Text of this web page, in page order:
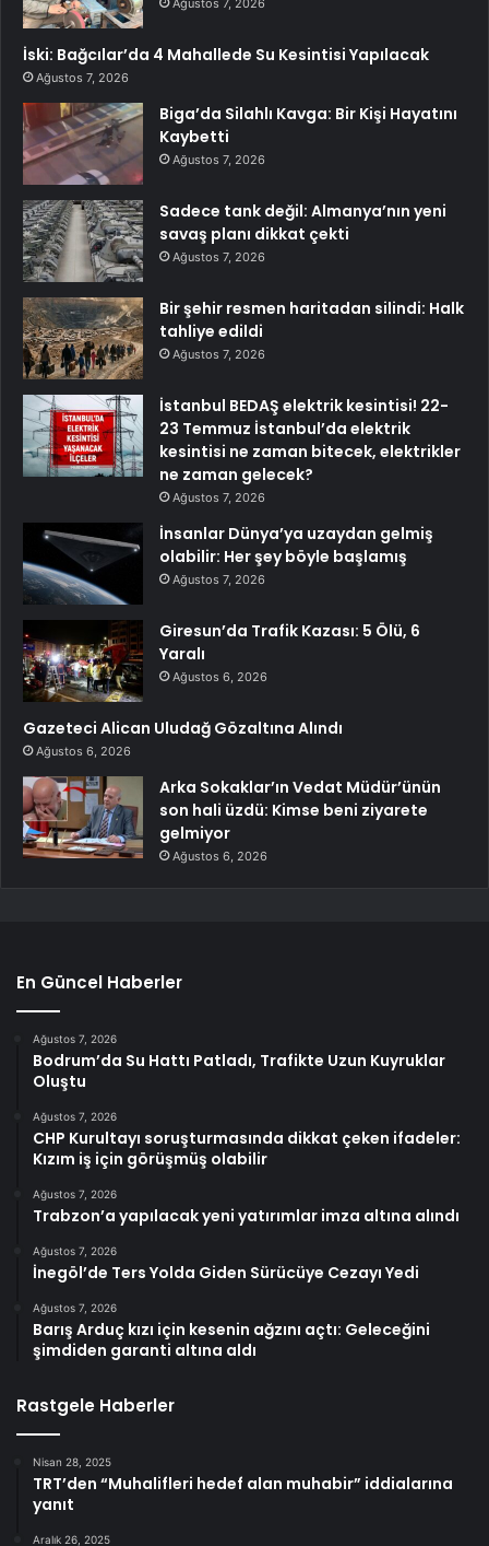
Ağustos 7, 2026
İski: Bağcılar’da 4 Mahallede Su Kesintisi Yapılacak
Ağustos 7, 2026
Biga’da Silahlı Kavga: Bir Kişi Hayatını
Kaybetti
Ağustos 7, 2026
Sadece tank değil: Almanya’nın yeni
savaş planı dikkat çekti
Ağustos 7, 2026
Bir şehir resmen haritadan silindi: Halk
tahliye edildi
Ağustos 7, 2026
İstanbul BEDAŞ elektrik kesintisi! 22-
23 Temmuz İstanbul’da elektrik
kesintisi ne zaman bitecek, elektrikler
ne zaman gelecek?
Ağustos 7, 2026
İnsanlar Dünya’ya uzaydan gelmiş
olabilir: Her şey böyle başlamış
Ağustos 7, 2026
Giresun’da Trafik Kazası: 5 Ölü, 6
Yaralı
Ağustos 6, 2026
Gazeteci Alican Uludağ Gözaltına Alındı
Ağustos 6, 2026
Arka Sokaklar’ın Vedat Müdür’ünün
son hali üzdü: Kimse beni ziyarete
gelmiyor
Ağustos 6, 2026
En Güncel Haberler
Ağustos 7, 2026
Bodrum’da Su Hattı Patladı, Trafikte Uzun Kuyruklar
Oluştu
Ağustos 7, 2026
CHP Kurultayı soruşturmasında dikkat çeken ifadeler:
Kızım iş için görüşmüş olabilir
Ağustos 7, 2026
Trabzon’a yapılacak yeni yatırımlar imza altına alındı
Ağustos 7, 2026
İnegöl’de Ters Yolda Giden Sürücüye Cezayı Yedi
Ağustos 7, 2026
Barış Arduç kızı için kesenin ağzını açtı: Geleceğini
şimdiden garanti altına aldı
Rastgele Haberler
Nisan 28, 2025
TRT’den “Muhalifleri hedef alan muhabir” iddialarına
yanıt
Aralık 26, 2025